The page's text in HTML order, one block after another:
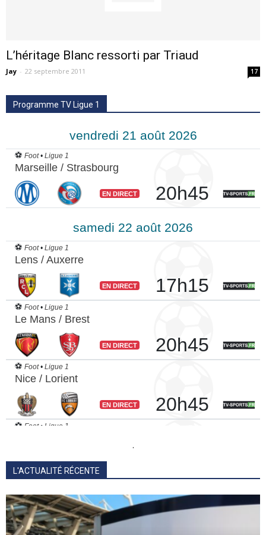
L’héritage Blanc ressorti par Triaud
Jay - 22 septembre 2011 17
Programme TV Ligue 1
.
L'ACTUALITÉ RÉCENTE